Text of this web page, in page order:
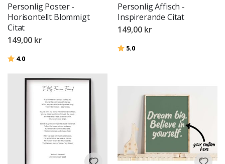
Personlig Poster -
Horisontellt Blommigt
Citat
149,00 kr
Betyg:
4.0
Personlig Affisch -
Inspirerande Citat
149,00 kr
Betyg:
5.0